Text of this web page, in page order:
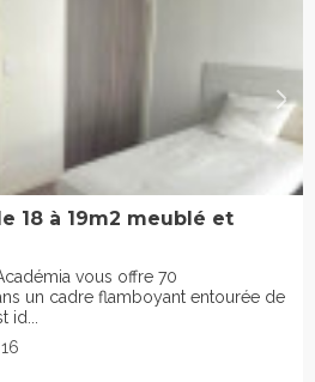
18 à 19m2 meublé et
vous offre 70
un cadre flamboyant entourée de